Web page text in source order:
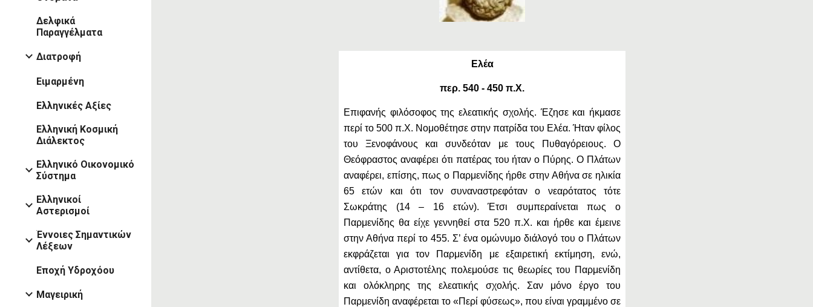
Δελφικά
Παραγγέλματα
Διατροφή
Ειμαρμένη
Ελληνικές Αξίες
Ελληνική Κοσμική
Διάλεκτος
Ελληνικό Οικονομικό
Σύστημα
Ελληνικοί
Αστερισμοί
Έννοιες Σημαντικών
Λέξεων
Εποχή Υδροχόου
Μαγειρική
Ελέα
περ. 540 - 450 π.Χ.
Επιφανής φιλόσοφος της ελεατικής σχολής. Έζησε και ήκμασε
περί το 500 π.Χ. Νομοθέτησε στην πατρίδα του Ελέα. Ήταν φίλος
του Ξενοφάνους και συνδεόταν με τους Πυθαγόρειους. Ο
Θεόφραστος αναφέρει ότι πατέρας του ήταν ο Πύρης. Ο Πλάτων
αναφέρει, επίσης, πως ο Παρμενίδης ήρθε στην Αθήνα σε ηλικία
65 ετών και ότι τον συναναστρεφόταν ο νεαρότατος τότε
Σωκράτης (14 – 16 ετών). Έτσι συμπεραίνεται πως ο
Παρμενίδης θα είχε γεννηθεί στα 520 π.Χ. και ήρθε και έμεινε
στην Αθήνα περί το 455. Σ’ ένα ομώνυμο διάλογό του ο Πλάτων
εκφράζεται για τον Παρμενίδη με εξαιρετική εκτίμηση, ενώ,
αντίθετα, ο Αριστοτέλης πολεμούσε τις θεωρίες του Παρμενίδη
και ολόκληρης της ελεατικής σχολής. Σαν μόνο έργο του
Παρμενίδη αναφέρεται το «Περί φύσεως», που είναι γραμμένο σε